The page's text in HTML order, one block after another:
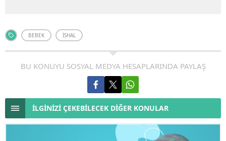
BEBEK İSHAL
BU KONUYU SOSYAL MEDYA HESAPLARINDA PAYLAŞ
İLGİNİZİ ÇEKEBİLECEK DİĞER KONULAR